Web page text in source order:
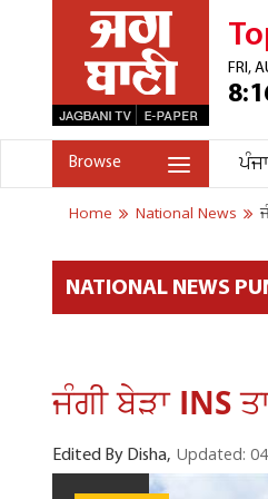
FRI,
Browse
Home National News
NATIONAL NEWS
ਜੰਗੀ ਬੇੜਾ INS
Edited By Disha, Updated: